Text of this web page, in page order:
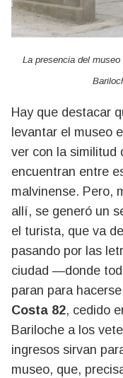
La presencia del
Hay que destacar
levantar el museo
ver con la similitud
encuentran entre
malvinense. Pero,
allí, se generó un
el turista, que va
pasando por las
ciudad —donde
paran para
Costa 82, cedido
Bariloche a los
ingresos sirvan
museo, que,